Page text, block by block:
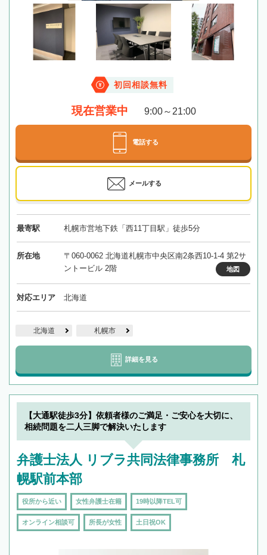
初回相談無料
現在営業中 9:00～21:00
電話する
メールする
最寄駅 札幌市営地下鉄「西11丁目駅」徒歩5分
所在地
〒060-0062 北海道札幌市中央区南2条西10-1-4 第2サ
ントービル 2階
地図
対応エリア 北海道
北海道 札幌市
詳細を見る
【大通駅徒歩3分】依頼者様のご満足・ご安心を大切に、
相続問題を二人三脚で解決いたします
弁護士法人 リブラ共同法律事務所 札
幌駅前本部
役所から近い 女性弁護士在籍 19時以降TEL可
オンライン相談可 所長が女性 土日祝OK